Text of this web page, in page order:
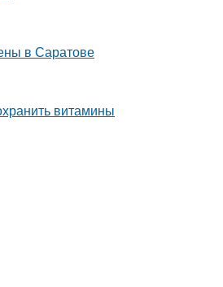
в Саратове
витамины